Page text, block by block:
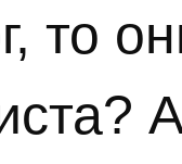
то